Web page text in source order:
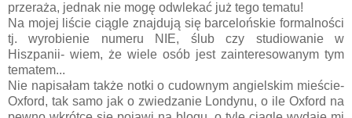
przeraża, jednak nie mogę odwlekać już tego tematu!
Na mojej liście ciągle znajdują się barcelońskie formalności
tj. wyrobienie numeru NIE, ślub czy studiowanie w
Hiszpanii- wiem, że wiele osób jest zainteresowanym tym
tematem...
Nie napisałam także notki o cudownym angielskim mieście-
Oxford, tak samo jak o zwiedzanie Londynu, o ile Oxford na